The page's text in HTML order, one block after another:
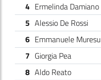
4 Ermelinda Damiano
5 Alessio De Rossi
6 Emmanuele Muresu
7 Giorgia Pea
8 Aldo Reato